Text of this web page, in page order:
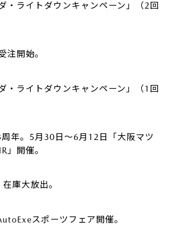
・ライトダウンキャンペーン」（2回
注開始。
・ライトダウンキャンペーン」（1回
年。5月30日～6月12日「大阪マツ
」開催。
庫大放出。
スポーツフェア開催。